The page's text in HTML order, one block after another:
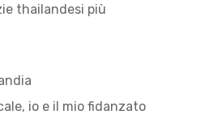
thailandesi più
io e il mio fidanzato